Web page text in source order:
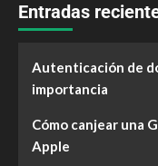
Entradas
Autenticación de
importancia
Cómo canjear una
Apple